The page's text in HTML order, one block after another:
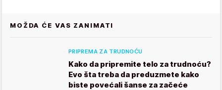
MOŽDA ĆE VAS ZANIMATI
PRIPREMA ZA TRUDNOĆU
Kako da pripremite telo za trudnoću?
Evo šta treba da preduzmete kako
biste povećali šanse za začeće